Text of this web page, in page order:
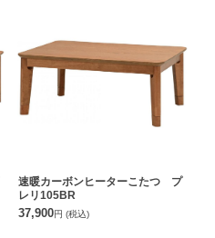
速暖カーボンヒーターこたつ プ
レリ105BR
37,900円 (税込)